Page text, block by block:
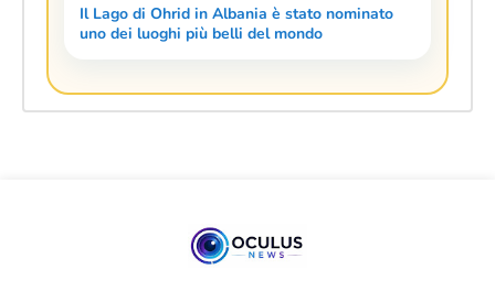
Il Lago di Ohrid in Albania è stato nominato
uno dei luoghi più belli del mondo